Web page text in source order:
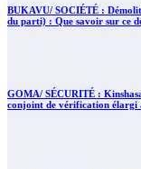
BUKAVU/ SOCIÉTÉ :
du parti) : Que savoir sur ce
GOMA/ SÉCURITÉ :
conjoint de vérification élargi